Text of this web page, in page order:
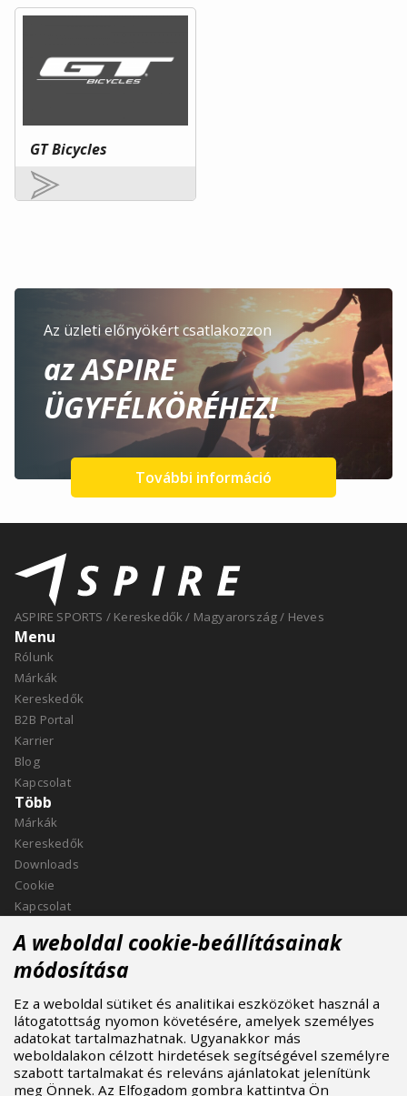
GT Bicycles
Az üzleti előnyökért csatlakozzon
az ASPIRE
ÜGYFÉLKÖRÉHEZ!
További információ
ASPIRE SPORTS / Kereskedők/ Magyarország/ Heves
Menu
Rólunk
Márkák
Kereskedők
B2B Portal
Karrier
Blog
Kapcsolat
Több
Márkák
Kereskedők
Downloads
Cookie
Kapcsolat
ASPIRE SPORTS, s.r.o.
Jinačovice 514, 664 34 Kuřim
+420 532 199 550
aspire@aspire.eu
A weboldal cookie-beállításainak
módosítása
Ez a weboldal sütiket és analitikai eszközöket használ a
látogatottság nyomon követésére, amelyek személyes
adatokat tartalmazhatnak. Ugyanakkor más
weboldalakon célzott hirdetések segítségével személyre
szabott tartalmakat és releváns ajánlatokat jelenítünk
meg Önnek. Az Elfogadom gombra kattintva Ön